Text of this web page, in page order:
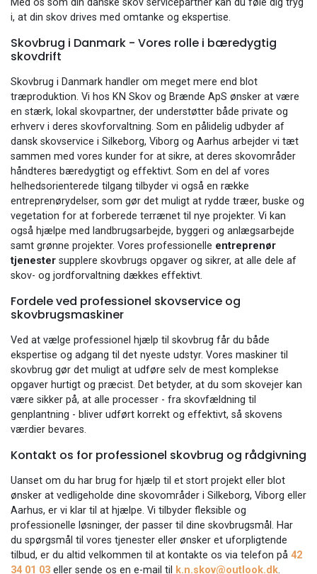
Med os som din danske skov servicepartner kan du føle dig tryg
i, at din skov drives med omtanke og ekspertise.
Skovbrug i Danmark - Vores rolle i bæredygtig
skovdrift
Skovbrug i Danmark handler om meget mere end blot
træproduktion. Vi hos KN Skov og Brænde ApS ønsker at være
en stærk, lokal skovpartner, der understøtter både private og
erhverv i deres skovforvaltning. Som en pålidelig udbyder af
dansk skovservice i Silkeborg, Viborg og Aarhus arbejder vi tæt
sammen med vores kunder for at sikre, at deres skovområder
håndteres bæredygtigt og effektivt. Som en del af vores
helhedsorienterede tilgang tilbyder vi også en række
entreprenørydelser, som gør det muligt at rydde træer, buske og
vegetation for at forberede terrænet til nye projekter. Vi kan
også hjælpe med landbrugsarbejde, byggeri og anlægsarbejde
samt grønne projekter. Vores professionelle entreprenør
tjenester supplere skovbrugs opgaver og sikrer, at alle dele af
skov- og jordforvaltning dækkes effektivt.
Fordele ved professionel skovservice og
skovbrugsmaskiner
Ved at vælge professionel hjælp til skovbrug får du både
ekspertise og adgang til det nyeste udstyr. Vores maskiner til
skovbrug gør det muligt at udføre selv de mest komplekse
opgaver hurtigt og præcist. Det betyder, at du som skovejer kan
være sikker på, at alle processer - fra skovfældning til
genplantning - bliver udført korrekt og effektivt, så skovens
værdier bevares.
Kontakt os for professionel skovbrug og rådgivning
Uanset om du har brug for hjælp til et stort projekt eller blot
ønsker at vedligeholde dine skovområder i Silkeborg, Viborg eller
Aarhus, er vi klar til at hjælpe. Vi tilbyder fleksible og
professionelle løsninger, der passer til dine skovbrugsmål. Har
du spørgsmål til vores tjenester eller ønsker et uforpligtende
tilbud, er du altid velkommen til at kontakte os via telefon på 42
34 01 03 eller sende os en e-mail til k.n.skov@outlook.dk.